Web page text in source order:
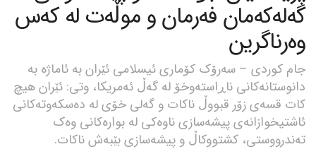
گەلەکەمان فەرمان و موڵەت لە کەس
وەرناگرین
جام کوردی – سەرۆک کۆماری ئیسلامی ئێران بە ئاماژە بە
دانوستانەکانی ناڕاستەوخۆ لە گەڵ ئەمریکا، وتی: ئێران هیچ
کات قسەی زۆر قبووڵ ناکات و گەلی خۆی لە دەسکەوتەکانی
ئاشتیخوازانەی پیشەسازی ناوەکی لە بوارەکانی وەک
تەندرووستی، کشتووکاڵ و پیشەسازی بێبەش ناکات.